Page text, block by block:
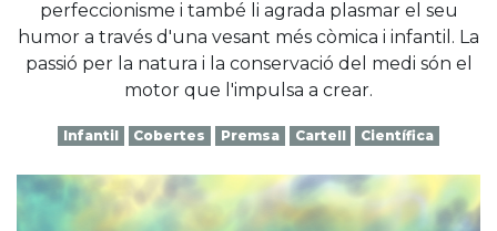
perfeccionisme i també li agrada plasmar el seu
humor a través d'una vesant més còmica i infantil. La
passió per la natura i la conservació del medi són el
motor que l'impulsa a crear.
Infantil Cobertes Premsa Cartell Científica